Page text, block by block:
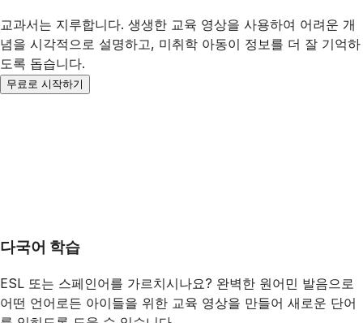
교과서는 지루합니다. 생생한 교육 영상을 사용하여 어려운 개
념을 시각적으로 설명하고, 미취학 아동이 정보를 더 잘 기억하
도록 돕습니다.
무료로 시작하기
다국어 학습
ESL 또는 스페인어를 가르치시나요? 완벽한 원어민 발음으로
어떤 언어로든 아이들을 위한 교육 영상을 만들어 새로운 단어